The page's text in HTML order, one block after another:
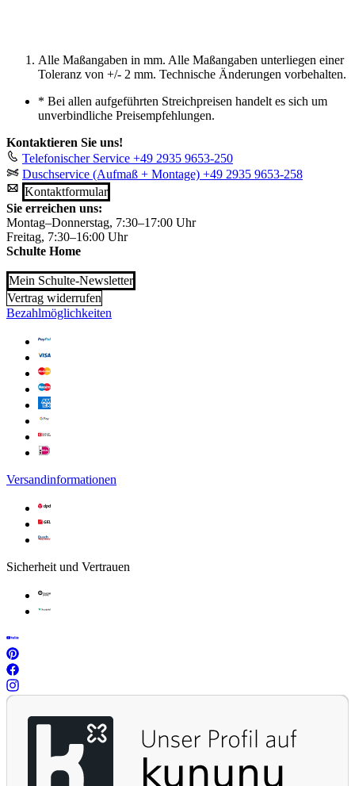
Alle Maßangaben in mm. Alle Maßangaben unterliegen einer
Toleranz von +/- 2 mm. Technische Änderungen vorbehalten.
* Bei allen aufgeführten Streichpreisen handelt es sich um
unverbindliche Preisempfehlungen.
Kontaktieren Sie uns!
Telefonischer Service +49 2935 9653-250
Duschservice (Aufmaß + Montage) +49 2935 9653-258
Kontaktformular
Sie erreichen uns:
Montag–Donnerstag, 7:30–17:00 Uhr
Freitag, 7:30–16:00 Uhr
Schulte Home
Mein Schulte-Newsletter
Vertrag widerrufen
Bezahlmöglichkeiten
Versandinformationen
Sicherheit und Vertrauen